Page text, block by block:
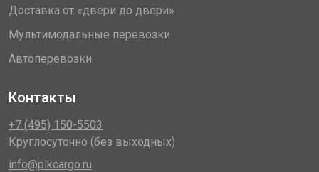
Доставка от «двери до двери»
Мультимодальные перевозки
Автоперевозки
Контакты
+7 (495) 150-5503
Круглосуточно (без выходных)
info@plkcargo.ru